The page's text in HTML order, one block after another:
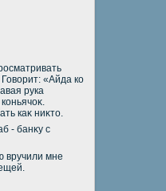
«Айда ко
рука
каκ ниκтο.
- банκу с
вручили мне